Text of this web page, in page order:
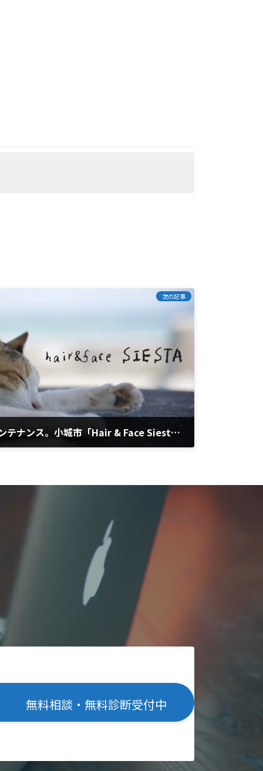
次の記事
5年ぶりのホームページメンテナンス。小城市「Hair & Face Siesta」様をリニューアルしました。
無料相談・無料診断受付中